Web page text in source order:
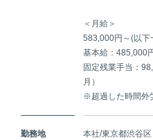
＜月給＞
583,000円～(以下
基本給：485,000
固定残業手当：
月）
※超過した時間外
勤務地 本社/東京都渋谷区